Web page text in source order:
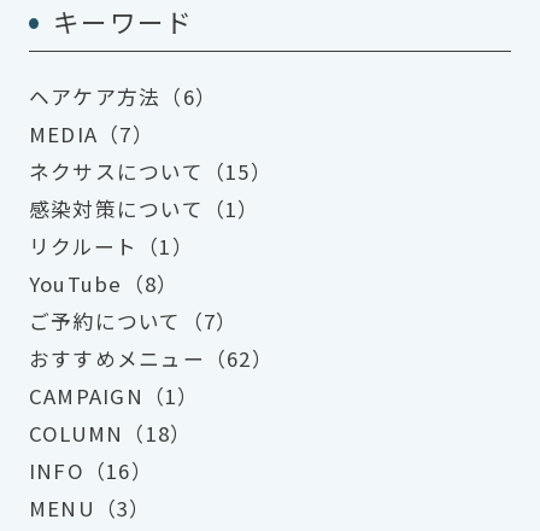
キーワード
ヘアケア方法（6）
MEDIA（7）
ネクサスについて（15）
感染対策について（1）
リクルート（1）
YouTube（8）
ご予約について（7）
おすすめメニュー（62）
CAMPAIGN（1）
COLUMN（18）
INFO（16）
MENU（3）